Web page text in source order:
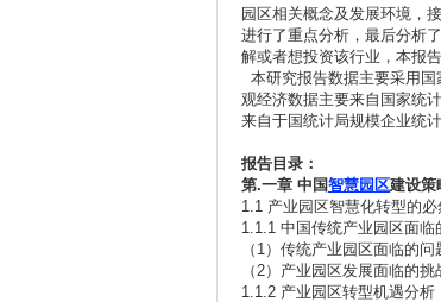
园区相关概念及发展环境，
进行了重点分析，最后分析
解或者想投资该行业，本报
本研究报告数据主要采用
观经济数据主要来自国家统
来自于国统计局规模企业统
报告目录：
第.一章 中国智慧园区建设策
1.1 产业园区智慧化转型的必
1.1.1 中国传统产业园区面临
（1）传统产业园区面临的问
（2）产业园区发展面临的挑
1.1.2 产业园区转型机遇分析